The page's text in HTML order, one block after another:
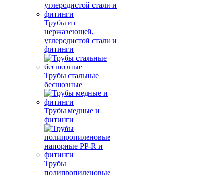
Трубы из
нержавеющей,
углеродистой стали и
фитинги
Трубы стальные
бесшовные
Трубы медные и
фитинги
Трубы
полипропиленовые